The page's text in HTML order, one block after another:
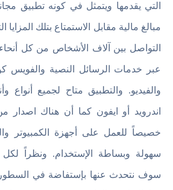
التي يقدمها ويتمثل في كونه تطبيق
مبالغ مالية مقابل الاستمتاع بتلك المزايا
التواصل بين آلاف الأشخاص من كل
عبر خدمات الرسائل النصية والفويس
والفيديو. والتطبيق متاح لجميع أنواع
اندرويد أو ايفون كما أن هناك اصدار
خصيصاً للعمل على أجهزة الكمبيوتر
سهولة وبساطة الإستخدام. ونظراً لكل
سوف نتحدث عنها بإستفاضة في السطور